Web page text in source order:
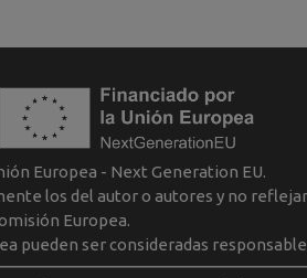
Europea - Next Generation EU.
los del autor o autores y no
Europea.
pueden ser consideradas